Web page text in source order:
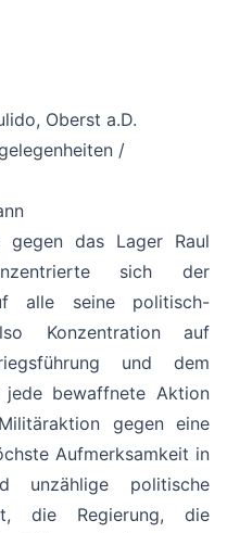
Oberst a.D.
/
gegen das Lager Raul
sich der
alle seine politisch-
Konzentration auf
und dem
jede bewaffnete Aktion
gegen eine
Aufmerksamkeit in
unzählige politische
die Regierung, die